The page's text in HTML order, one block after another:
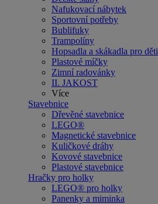
Nafukovací nábytek
Sportovní potřeby
Bublifuky
Trampolíny
Hopsadla a skákadla pro děti
Plastové míčky
Zimní radovánky
II. JAKOST
Více
Stavebnice
Dřevěné stavebnice
LEGO®
Magnetické stavebnice
Kuličkové dráhy
Kovové stavebnice
Plastové stavebnice
Hračky pro holky
LEGO® pro holky
Panenky a miminka